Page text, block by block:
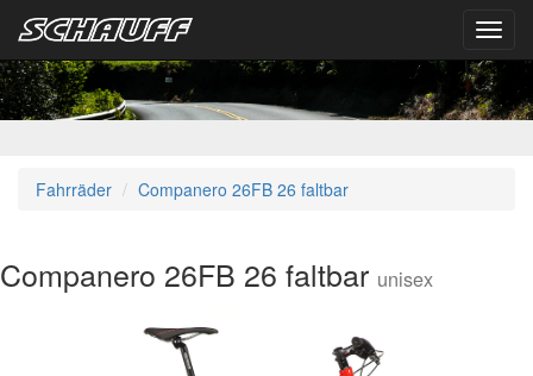
Fahrräder Companero 26FB 26 faltbar
Companero 26FB 26 faltbar unisex